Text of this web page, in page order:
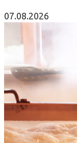
07.08.2026